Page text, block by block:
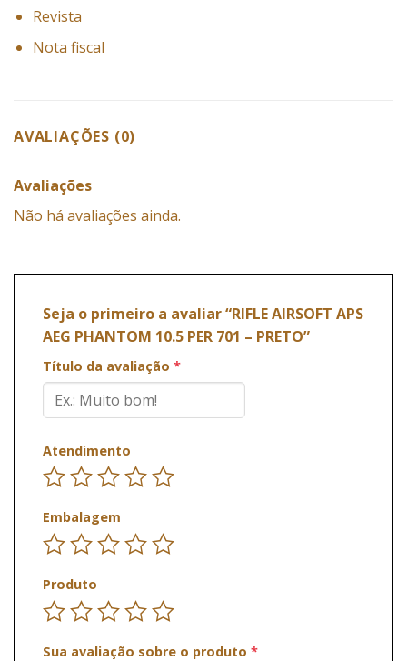
Revista
Nota fiscal
AVALIAÇÕES (0)
Avaliações
Não há avaliações ainda.
Seja o primeiro a avaliar “RIFLE AIRSOFT APS
AEG PHANTOM 10.5 PER 701 – PRETO”
Título da avaliação *
Atendimento
Embalagem
Produto
Sua avaliação sobre o produto *